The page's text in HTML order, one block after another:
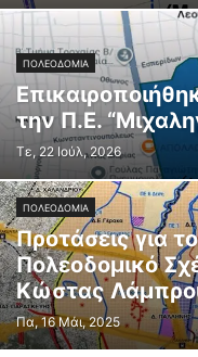
ΠΟΛΕΟΔΟΜΙΑ
την Π.Ε.
Τε, 22 Ιούλ, 2026
ΠΟΛΕΟΔΟΜΙΑ
Προτάσεις για
Πολεοδομικό
Κώστας
Πα, 16 Μάι, 2025